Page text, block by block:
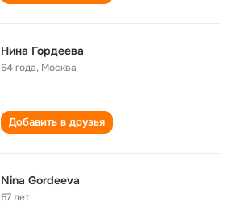
Нина Гордеева
64 года, Москва
Добавить в друзья
Nina Gordeeva
67 лет